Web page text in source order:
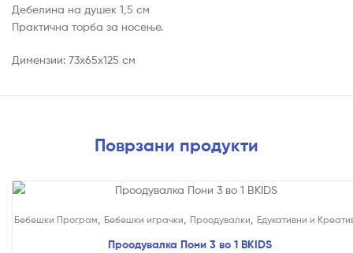
Дебелина на душек 1,5 см
Практична торба за носење.
Димензии: 73x65x125 см
Поврзани продукти
Бебешки Програм Бебешки играчки Проодувалки Едукативни и
Проодувалка Пони 3 во 1 BKIDS